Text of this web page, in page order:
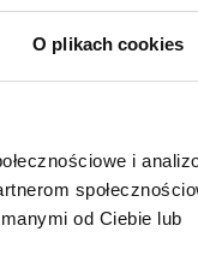
O plikach cookies
i
od Ciebie lub